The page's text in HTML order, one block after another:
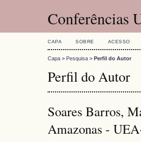
Conferências
CAPA SOBRE ACESSO
Capa > Pesquisa > Perfil do Autor
Perfil do Autor
Soares Barros,
Amazonas -